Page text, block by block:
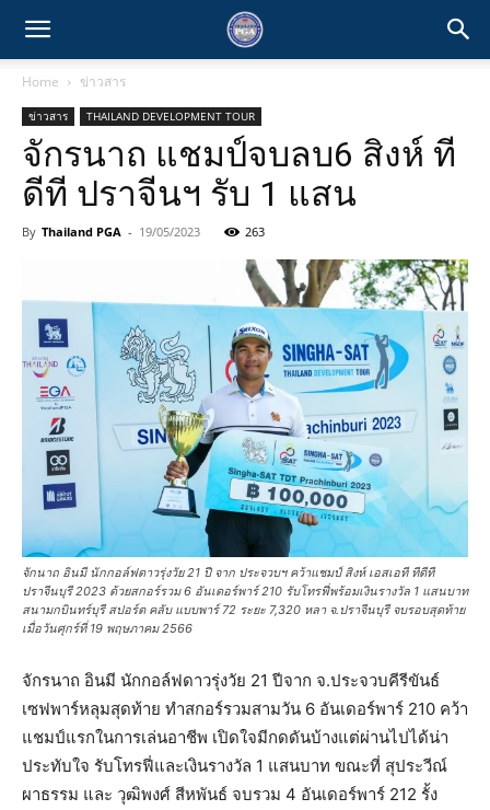
Home ข่าวสาร
ข่าวสาร THAILAND DEVELOPMENT TOUR
จักรนาถ แชมป์จบลบ6 สิงห์ ที
ดีที ปราจีนฯ รับ 1 แสน
By Thailand PGA - 19/05/2023 263
จักนาถ อินมี นักกอล์ฟดาวรุ่งวัย 21 ปี จาก ประจวบฯ คว้าแชมป์ สิงห์ เอสเอที ทีดีที
ปราจีนบุรี 2023 ด้วยสกอร์รวม 6 อันเดอร์พาร์ 210 รับโทรฟี่พร้อมเงินรางวัล 1 แสนบาท
สนามกบินทร์บุรี สปอร์ต คลับ แบบพาร์ 72 ระยะ 7,320 หลา จ.ปราจีนบุรี จบรอบสุดท้าย
เมื่อวันศุกร์ที่ 19 พฤษภาคม 2566
จักรนาถ อินมี นักกอล์ฟดาวรุ่งวัย 21 ปีจาก จ.ประจวบคีรีขันธ์
เซฟพาร์หลุมสุดท้าย ทำสกอร์รวมสามวัน 6 อันเดอร์พาร์ 210 คว้า
แชมป์แรกในการเล่นอาชีพ เปิดใจมีกดดันบ้างแต่ผ่านไปได้น่า
ประทับใจ รับโทรฟี่และเงินรางวัล 1 แสนบาท ขณะที่ สุประวีณ์
ผาธรรม และ วุฒิพงศ์ สีหพันธ์ จบรวม 4 อันเดอร์พาร์ 212 รั้ง